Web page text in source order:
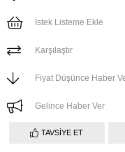
İstek Listeme Ekle
Karşılaştır
Fiyat Düşünce Haber
Gelince Haber Ver
TAVSIYE ET